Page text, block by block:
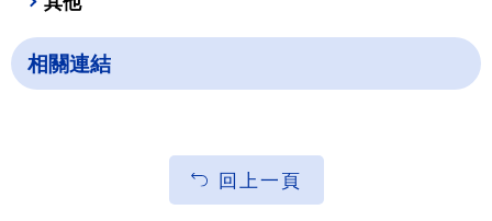
相關連結
回上一頁